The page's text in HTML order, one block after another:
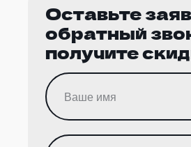
Оставьте
обратный
получите